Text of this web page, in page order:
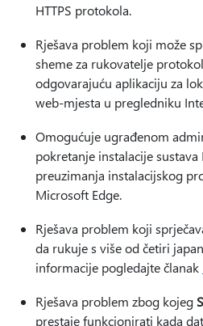
HTTPS protokola.
Rješava problem koji može
sheme za rukovatelje
odgovarajuću aplikaciju za
web-mjesta u pregledniku
Omogućuje ugrađenom
pokretanje instalacije
preuzimanja instalacijskog
Microsoft Edge.
Rješava problem koji
da rukuje s više od četiri
informacije pogledajte članak
Rješava problem zbog kojeg
prestaje funkcionirati kada